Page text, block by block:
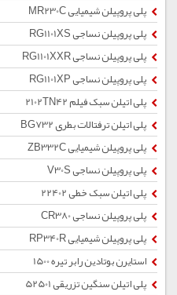
پلی پروپیلن شیمیایی MR230C
پلی پروپیلن نساجی RG1101XS
پلی پروپیلن نساجی RG1101XXR
پلی پروپیلن نساجی RG1101XP
پلی اتیلن سبک فیلم 2102TN42
پلی اتیلن ترفتالات بطری BG732
پلی پروپیلن شیمیایی ZB332C
پلی پروپیلن نساجی V30S
پلی اتیلن سبک خطی 22402
پلی پروپیلن نساجی CR380
پلی پروپیلن شیمیایی RP340R
استایرن بوتادین رابر تیره 1500
پلی اتیلن سنگین تزریقی 52501